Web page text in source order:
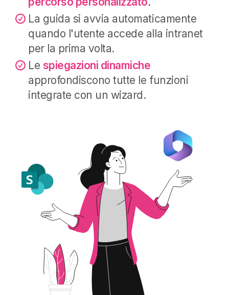
La guida si avvia automaticamente
quando l'utente accede alla intranet
per la prima volta.
Le spiegazioni dinamiche
approfondiscono tutte le funzioni
integrate con un wizard.